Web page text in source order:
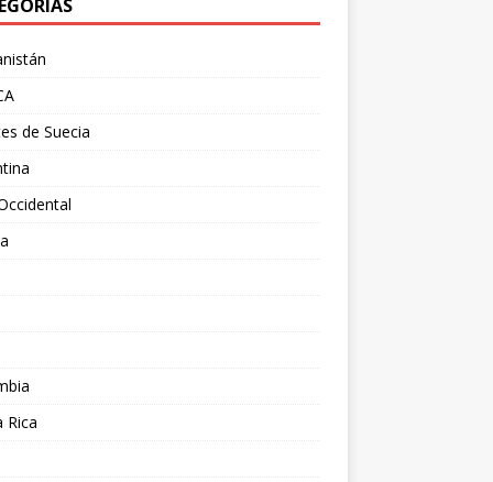
de Suecia
Rica